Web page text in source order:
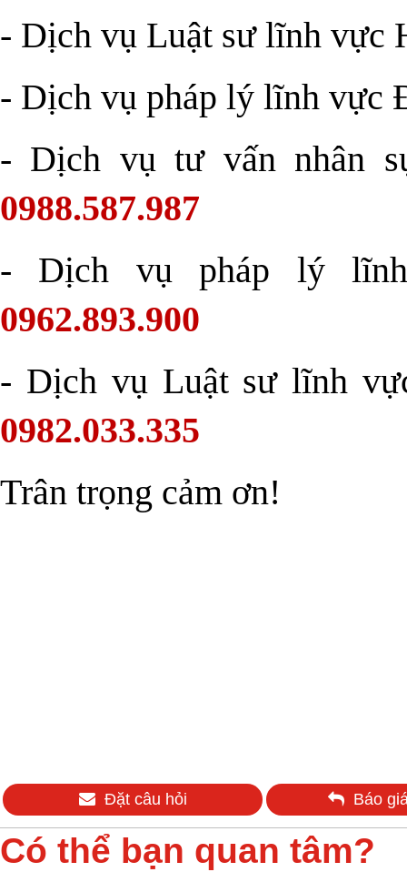
- Dịch vụ Luật sư lĩnh vực
- Dịch vụ pháp lý lĩnh vực
- Dịch vụ tư vấn nhân
0988.587.987
- Dịch vụ pháp lý
0962.893.900
- Dịch vụ Luật sư lĩnh
0982.033.335
Trân trọng cảm ơn!
Đặt câu hỏi Báo
Có thể bạn quan tâm?